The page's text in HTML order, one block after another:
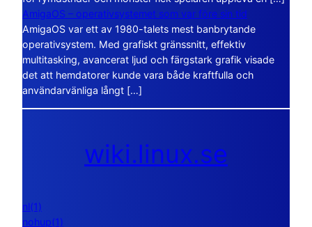
AmigaOS – operativsystemet som var före sin tid
AmigaOS var ett av 1980-talets mest banbrytande
operativsystem. Med grafiskt gränssnitt, effektiv
multitasking, avancerat ljud och färgstark grafik visade
det att hemdatorer kunde vara både kraftfulla och
användarvänliga långt […]
wiki.linux.se
nl(1)
nohup(1)